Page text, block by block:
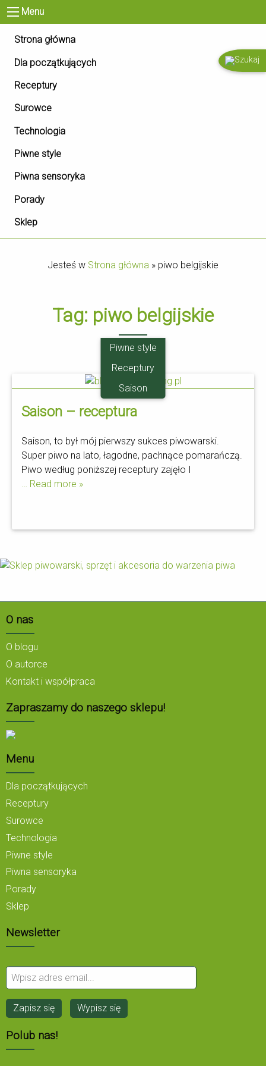
Menu
Strona główna
Dla początkujących
Receptury
Surowce
Technologia
Piwne style
Piwna sensoryka
Porady
Sklep
Jesteś w Strona główna » piwo belgijskie
Tag: piwo belgijskie
24.05
Piwne style
Receptury
Saison
Saison – receptura
Saison, to był mój pierwszy sukces piwowarski.
Super piwo na lato, łagodne, pachnące pomarańczą.
Piwo według poniższej receptury zajęło I
… Read more »
O nas
O blogu
O autorce
Kontakt i współpraca
Zapraszamy do naszego sklepu!
Menu
Dla początkujących
Receptury
Surowce
Technologia
Piwne style
Piwna sensoryka
Porady
Sklep
Newsletter
Polub nas!